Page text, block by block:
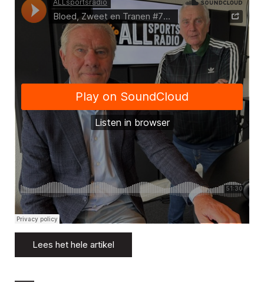
Lees het hele artikel